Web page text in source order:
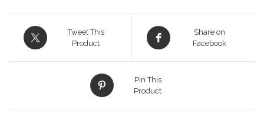
Tweet This
Product
Share on
Facebook
Pin This
Product